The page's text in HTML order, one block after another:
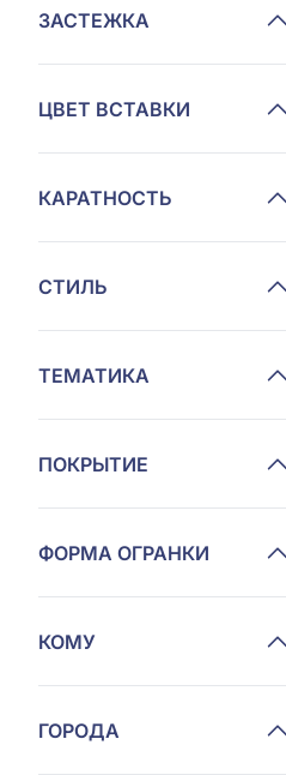
ЗАСТЕЖКА
ЦВЕТ ВСТАВКИ
КАРАТНОСТЬ
СТИЛЬ
ТЕМАТИКА
ПОКРЫТИЕ
ФОРМА ОГРАНКИ
КОМУ
ГОРОДА